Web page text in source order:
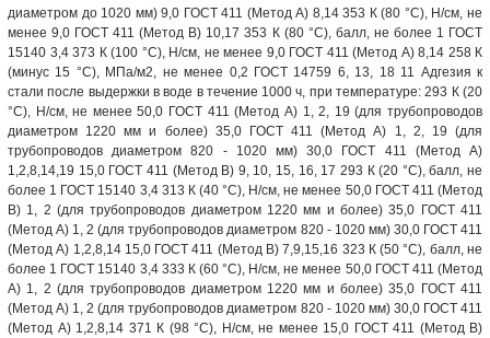
диаметром до 1020 мм) 9,0 ГОСТ 411 (Метод А) 8,14 353 К (80 °С), Н/см, не
менее 9,0 ГОСТ 411 (Метод В) 10,17 353 К (80 °С), балл, не более 1 ГОСТ
15140 3,4 373 К (100 °С), Н/см, не менее 9,0 ГОСТ 411 (Метод А) 8,14 258 К
(минус 15 °С), МПа/м2, не менее 0,2 ГОСТ 14759 6, 13, 18 11 Адгезия к
стали после выдержки в воде в течение 1000 ч, при температуре: 293 К (20
°С), Н/см, не менее 50,0 ГОСТ 411 (Метод А) 1, 2, 19 (для трубопроводов
диаметром 1220 мм и более) 35,0 ГОСТ 411 (Метод А) 1, 2, 19 (для
трубопроводов диаметром 820 - 1020 мм) 30,0 ГОСТ 411 (Метод А)
1,2,8,14,19 15,0 ГОСТ 411 (Метод В) 9, 10, 15, 16, 17 293 К (20 °С), балл, не
более 1 ГОСТ 15140 3,4 313 К (40 °С), Н/см, не менее 50,0 ГОСТ 411 (Метод
В) 1, 2 (для трубопроводов диаметром 1220 мм и более) 35,0 ГОСТ 411
(Метод А) 1, 2 (для трубопроводов диаметром 820 - 1020 мм) 30,0 ГОСТ 411
(Метод А) 1,2,8,14 15,0 ГОСТ 411 (Метод В) 7,9,15,16 323 К (50 °С), балл, не
более 1 ГОСТ 15140 3,4 333 К (60 °С), Н/см, не менее 50,0 ГОСТ 411 (Метод
А) 1, 2 (для трубопроводов диаметром 1220 мм и более) 35,0 ГОСТ 411
(Метод А) 1, 2 (для трубопроводов диаметром 820 - 1020 мм) 30,0 ГОСТ 411
(Метод А) 1,2,8,14 371 К (98 °С), Н/см, не менее 15,0 ГОСТ 411 (Метод В)